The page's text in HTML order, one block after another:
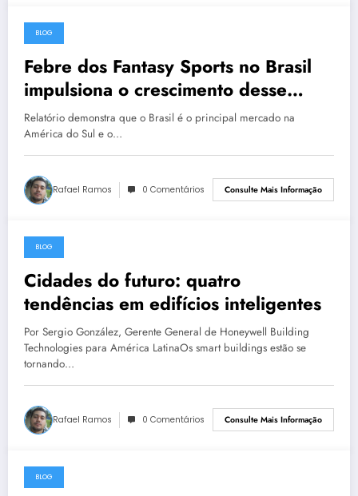
30 de abril de 2023
BLOG
Febre dos Fantasy Sports no Brasil
impulsiona o crescimento desse
segmento na América Latina
Relatório demonstra que o Brasil é o principal mercado na
América do Sul e o…
Rafael Ramos 0 Comentários Consulte Mais Informação
30 de abril de 2023
BLOG
Cidades do futuro: quatro
tendências em edifícios inteligentes
Por Sergio González, Gerente General de Honeywell Building
Technologies para América LatinaOs smart buildings estão se
tornando…
Rafael Ramos 0 Comentários Consulte Mais Informação
29 de abril de 2023
BLOG